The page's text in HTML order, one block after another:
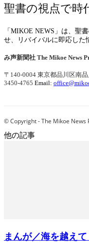
聖書の視点で時
「MIKOE NEWS」は、聖
せ、リバイバルに即応した
み声新聞社 The Mikoe News
〒140-0004 東京都品川区南
3450-4765 Email:
© Copyright - The Mikoe News
他の記事
まんが／海を越えて